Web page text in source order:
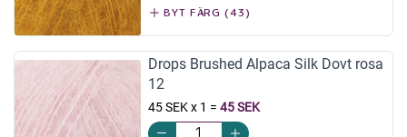
BYT FÄRG (43)
Drops Brushed Alpaca Silk Dovt rosa
12
45 SEK x 1 = 45 SEK